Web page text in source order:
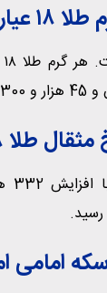
امروز
طلا ۱۸ عیار
امامی